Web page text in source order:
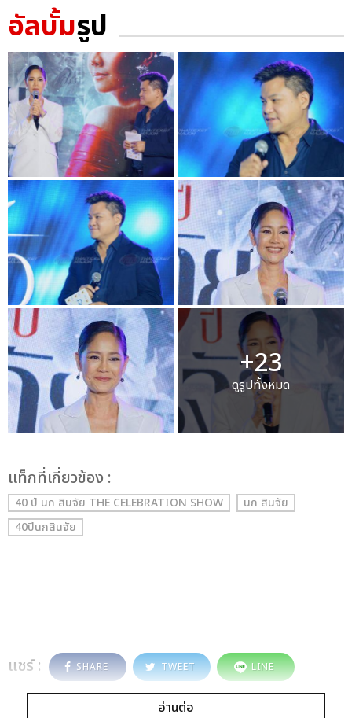
อัลบั้มรูป
+23
ดูรูปทั้งหมด
เเท็กที่เกี่ยวข้อง :
40 ปี นก สินจัย THE CELEBRATION SHOW
นก สินจัย
40ปีนกสินจัย
แชร์ : SHARE TWEET LINE
อ่านต่อ